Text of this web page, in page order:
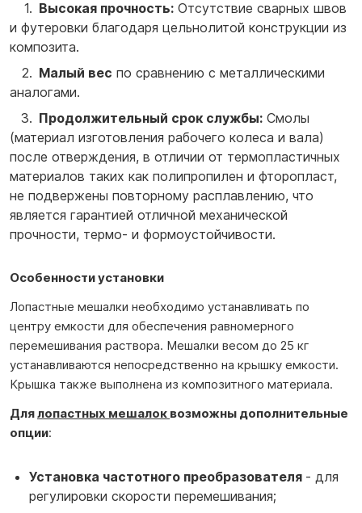
Высокая прочность: Отсутствие сварных швов
и футеровки благодаря цельнолитой конструкции из
композита.
Малый вес по сравнению с металлическими
аналогами.
Продолжительный срок службы: Смолы
(материал изготовления рабочего колеса и вала)
после отверждения, в отличии от термопластичных
материалов таких как полипропилен и фторопласт,
не подвержены повторному расплавлению, что
является гарантией отличной механической
прочности, термо- и формоустойчивости.
Особенности установки
Лопастные мешалки необходимо устанавливать по
центру емкости для обеспечения равномерного
перемешивания раствора. Мешалки весом до 25 кг
устанавливаются непосредственно на крышку емкости.
Крышка также выполнена из композитного материала.
Длялопастных мешалок возможны дополнительные
опции:
Установка частотного преобразователя - для
регулировки скорости перемешивания;